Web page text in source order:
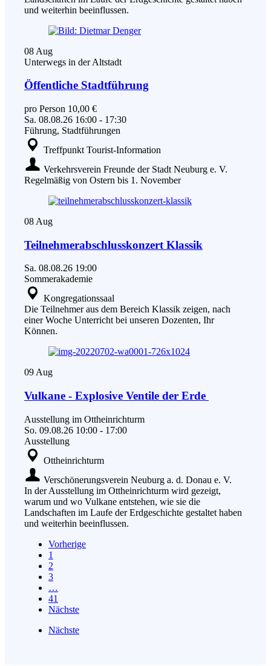
und weiterhin beeinflussen.
08 Aug
Unterwegs in der Altstadt
Öffentliche Stadtführung
pro Person 10,00 €
Sa. 08.08.26 16:00 - 17:30
Führung, Stadtführungen
Treffpunkt Tourist-Information
Verkehrsverein Freunde der Stadt Neuburg e. V.
Regelmäßig von Ostern bis 1. November
08 Aug
Teilnehmerabschlusskonzert Klassik
Sa. 08.08.26 19:00
Sommerakademie
Kongregationssaal
Die Teilnehmer aus dem Bereich Klassik zeigen, nach
einer Woche Unterricht bei unseren Dozenten, Ihr
Können.
09Aug
Vulkane - Explosive Ventile der Erde
Ausstellung im Ottheinrichturm
So. 09.08.26 10:00 - 17:00
Ausstellung
Ottheinrichturm
Verschönerungsverein Neuburg a. d. Donau e. V.
In der Ausstellung im Ottheinrichturm wird gezeigt,
warum und wo Vulkane entstehen, wie sie die
Landschaften im Laufe der Erdgeschichte gestaltet haben
und weiterhin beeinflussen.
Vorherige
1
2
3
…
41
Nächste
Nächste